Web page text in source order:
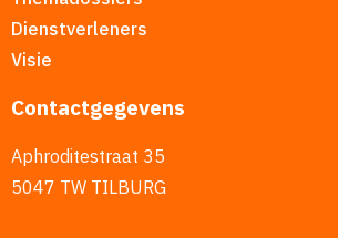
Dienstverleners
Visie
Contactgegevens
Aphroditestraat 35
5047 TW TILBURG